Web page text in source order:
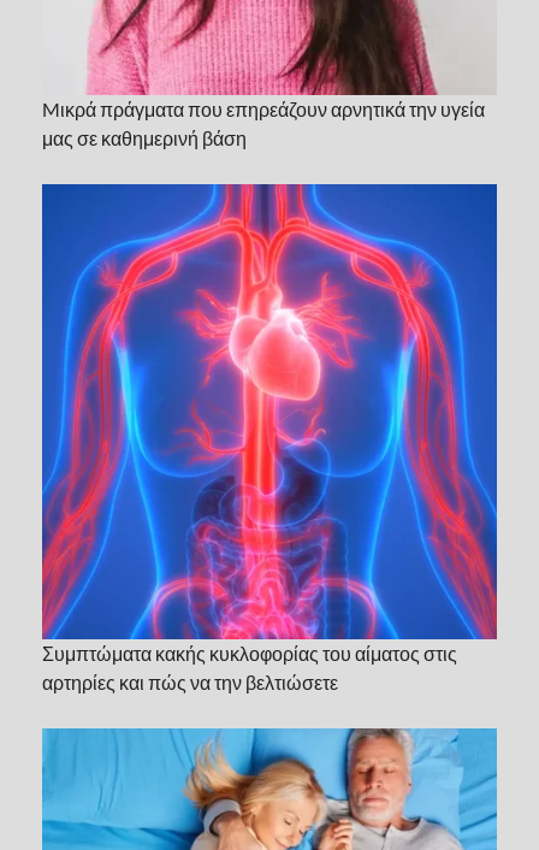
Mικρά πράγματα που επηρεάζουν αρνητικά την υγεία
μας σε καθημερινή βάση
Συμπτώματα κακής κυκλοφορίας του αίματος στις
αρτηρίες και πώς να την βελτιώσετε